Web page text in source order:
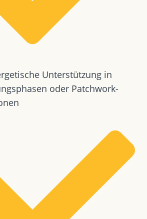
Unterstützung in
oder Patchwork-